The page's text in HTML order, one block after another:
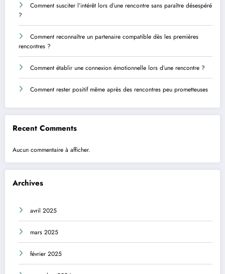
Comment susciter l’intérêt lors d’une rencontre sans paraître désespéré
?
Comment reconnaître un partenaire compatible dès les premières
rencontres ?
Comment établir une connexion émotionnelle lors d’une rencontre ?
Comment rester positif même après des rencontres peu prometteuses
Recent Comments
Aucun commentaire à afficher.
Archives
avril 2025
mars 2025
février 2025